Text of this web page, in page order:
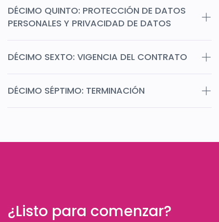
DÉCIMO QUINTO: PROTECCIÓN DE DATOS
PERSONALES Y PRIVACIDAD DE DATOS
DÉCIMO SEXTO: VIGENCIA DEL CONTRATO
DÉCIMO SÉPTIMO: TERMINACIÓN
¿Listo para comenzar?